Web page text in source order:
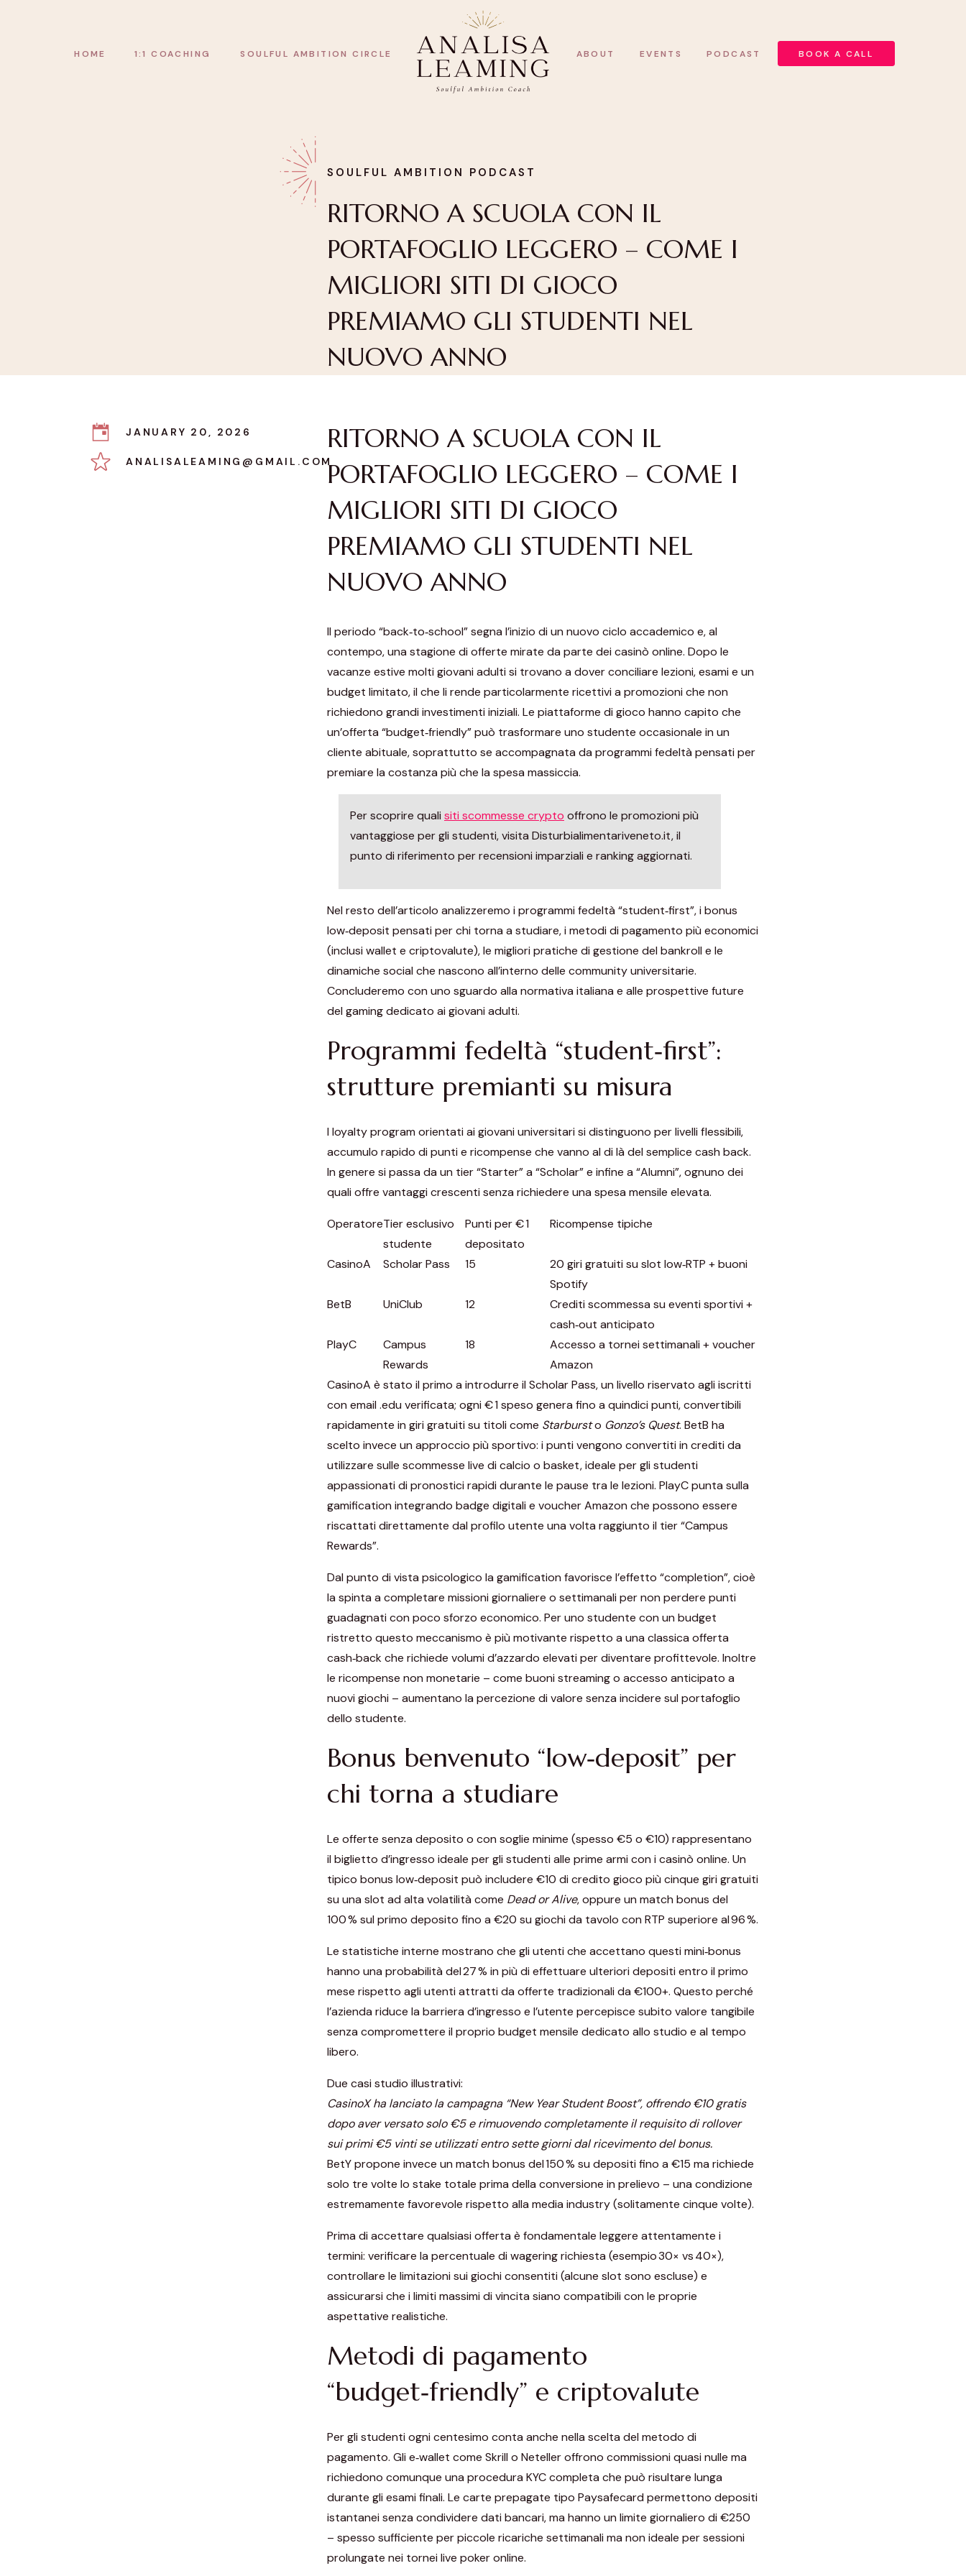
BOOK A CALL
PODCAST
EVENTS
ABOUT
SOULFUL AMBITION CIRCLE
1:1 COACHING
HOME
RITORNO A SCUOLA CON IL
PORTAFOGLIO LEGGERO – COME I
MIGLIORI SITI DI GIOCO
PREMIAMO GLI STUDENTI NEL
NUOVO ANNO
SOULFUL AMBITION PODCAST
RITORNO A SCUOLA CON IL
PORTAFOGLIO LEGGERO – COME I
MIGLIORI SITI DI GIOCO
PREMIAMO GLI STUDENTI NEL
NUOVO ANNO
Il periodo “back‑to‑school” segna l’inizio di un nuovo ciclo accademico e, al
contempo, una stagione di offerte mirate da parte dei casinò online. Dopo le
vacanze estive molti giovani adulti si trovano a dover conciliare lezioni, esami e un
budget limitato, il che li rende particolarmente ricettivi a promozioni che non
richiedono grandi investimenti iniziali. Le piattaforme di gioco hanno capito che
un’offerta “budget‑friendly” può trasformare uno studente occasionale in un
cliente abituale, soprattutto se accompagnata da programmi fedeltà pensati per
premiare la costanza più che la spesa massiccia.
Per scoprire quali siti scommesse crypto offrono le promozioni più
vantaggiose per gli studenti, visita Disturbialimentariveneto.it, il
punto di riferimento per recensioni imparziali e ranking aggiornati.
Nel resto dell’articolo analizzeremo i programmi fedeltà “student‑first”, i bonus
low‑deposit pensati per chi torna a studiare, i metodi di pagamento più economici
(inclusi wallet e criptovalute), le migliori pratiche di gestione del bankroll e le
dinamiche social che nascono all’interno delle community universitarie.
Concluderemo con uno sguardo alla normativa italiana e alle prospettive future
del gaming dedicato ai giovani adulti.
Programmi fedeltà “student‑first”:
strutture premianti su misura
I loyalty program orientati ai giovani universitari si distinguono per livelli flessibili,
accumulo rapido di punti e ricompense che vanno al di là del semplice cash back.
In genere si passa da un tier “Starter” a “Scholar” e infine a “Alumni”, ognuno dei
quali offre vantaggi crescenti senza richiedere una spesa mensile elevata.
OperatoreTier esclusivo
studente
Punti per € 1
depositato
Ricompense tipiche
CasinoA Scholar Pass 15
20 giri gratuiti su slot low‑RTP + buoni
Spotify
BetB
UniClub 12
Crediti scommessa su eventi sportivi +
cash‑out anticipato
PlayC
Campus
Rewards
18
Accesso a tornei settimanali + voucher
Amazon
CasinoA è stato il primo a introdurre il Scholar Pass, un livello riservato agli iscritti
con email .edu verificata; ogni € 1 speso genera fino a quindici punti, convertibili
rapidamente in giri gratuiti su titoli come Starbursto Gonzo’s Quest. BetB ha
scelto invece un approccio più sportivo: i punti vengono convertiti in crediti da
utilizzare sulle scommesse live di calcio o basket, ideale per gli studenti
appassionati di pronostici rapidi durante le pause tra le lezioni. PlayC punta sulla
gamification integrando badge digitali e voucher Amazon che possono essere
riscattati direttamente dal profilo utente una volta raggiunto il tier “Campus
Rewards”.
Dal punto di vista psicologico la gamification favorisce l’effetto “completion”, cioè
la spinta a completare missioni giornaliere o settimanali per non perdere punti
guadagnati con poco sforzo economico. Per uno studente con un budget
ristretto questo meccanismo è più motivante rispetto a una classica offerta
cash‑back che richiede volumi d’azzardo elevati per diventare profittevole. Inoltre
le ricompense non monetarie – come buoni streaming o accesso anticipato a
nuovi giochi – aumentano la percezione di valore senza incidere sul portafoglio
dello studente.
Bonus benvenuto “low‑deposit” per
chi torna a studiare
Le offerte senza deposito o con soglie minime (spesso €5 o €10) rappresentano
il biglietto d’ingresso ideale per gli studenti alle prime armi con i casinò online. Un
tipico bonus low‑deposit può includere €10 di credito gioco più cinque giri gratuiti
su una slot ad alta volatilità come Dead or Alive, oppure un match bonus del
100 % sul primo deposito fino a €20 su giochi da tavolo con RTP superiore al 96 %.
Le statistiche interne mostrano che gli utenti che accettano questi mini‑bonus
hanno una probabilità del 27 % in più di effettuare ulteriori depositi entro il primo
mese rispetto agli utenti attratti da offerte tradizionali da €100+. Questo perché
l’azienda riduce la barriera d’ingresso e l’utente percepisce subito valore tangibile
senza compromettere il proprio budget mensile dedicato allo studio e al tempo
libero.
Due casi studio illustrativi:
CasinoX ha lanciato la campagna “New Year Student Boost”, offrendo €10 gratis
dopo aver versato solo €5 e rimuovendo completamente il requisito di rollover
sui primi €5 vinti se utilizzati entro sette giorni dal ricevimento del bonus.
BetY propone invece un match bonus del 150 % su depositi fino a €15 ma richiede
solo tre volte lo stake totale prima della conversione in prelievo – una condizione
estremamente favorevole rispetto alla media industry (solitamente cinque volte).
Prima di accettare qualsiasi offerta è fondamentale leggere attentamente i
termini: verificare la percentuale di wagering richiesta (esempio 30× vs 40×),
controllare le limitazioni sui giochi consentiti (alcune slot sono escluse) e
assicurarsi che i limiti massimi di vincita siano compatibili con le proprie
aspettative realistiche.
Metodi di pagamento
“budget‑friendly” e criptovalute
Per gli studenti ogni centesimo conta anche nella scelta del metodo di
pagamento. Gli e‑wallet come Skrill o Neteller offrono commissioni quasi nulle ma
richiedono comunque una procedura KYC completa che può risultare lunga
durante gli esami finali. Le carte prepagate tipo Paysafecard permettono depositi
istantanei senza condividere dati bancari, ma hanno un limite giornaliero di €250
– spesso sufficiente per piccole ricariche settimanali ma non ideale per sessioni
prolungate nei tornei live poker online.
JANUARY 20, 2026
ANALISALEAMING@GMAIL.COM